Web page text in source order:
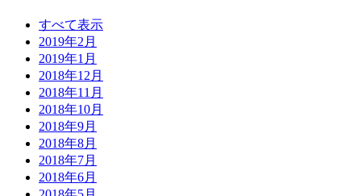
すべて表示
2019年2月
2019年1月
2018年12月
2018年11月
2018年10月
2018年9月
2018年8月
2018年7月
2018年6月